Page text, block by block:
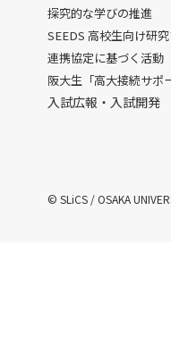
探究的な学びの推進
SEEDS 高校生向け研
連携協定に基づく活動
阪大生「高大接続サポ
入試広報・入試開発
© SLiCS / OSAKA